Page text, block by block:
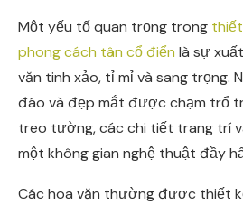
Một yếu tố quan trọng trong
phong cách tân cổ điển là sự
văn tinh xảo, tỉ mỉ và sang trọng.
đáo và đẹp mắt được chạm trổ
treo tường, các chi tiết trang trí
một không gian nghệ thuật đầy
Các hoa văn thường được thiết